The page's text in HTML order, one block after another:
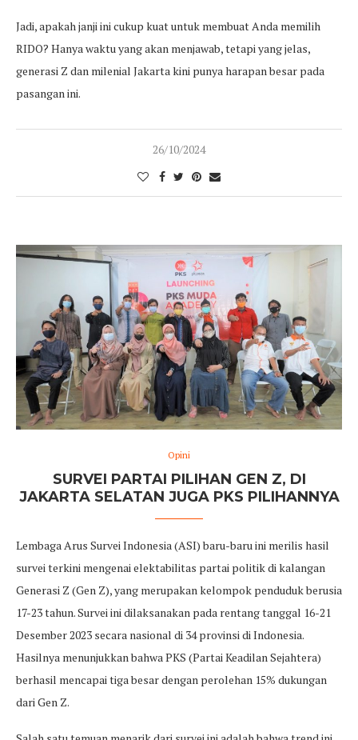
Jadi, apakah janji ini cukup kuat untuk membuat Anda memilih
RIDO? Hanya waktu yang akan menjawab, tetapi yang jelas,
generasi Z dan milenial Jakarta kini punya harapan besar pada
pasangan ini.
26/10/2024
Opini
SURVEI PARTAI PILIHAN GEN Z, DI
JAKARTA SELATAN JUGA PKS PILIHANNYA
Lembaga Arus Survei Indonesia (ASI) baru-baru ini merilis hasil
survei terkini mengenai elektabilitas partai politik di kalangan
Generasi Z (Gen Z), yang merupakan kelompok penduduk berusia
17-23 tahun. Survei ini dilaksanakan pada rentang tanggal 16-21
Desember 2023 secara nasional di 34 provinsi di Indonesia.
Hasilnya menunjukkan bahwa PKS (Partai Keadilan Sejahtera)
berhasil mencapai tiga besar dengan perolehan 15% dukungan
dari Gen Z.